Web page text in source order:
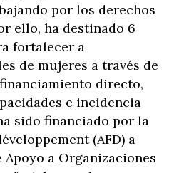
por los derechos
ello, ha destinado 6
fortalecer a
de mujeres a través de
directo,
e incidencia
sido financiado por la
(AFD) a
Apoyo a Organizaciones